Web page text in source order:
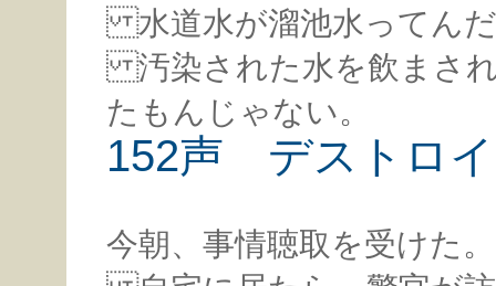
水道水が溜池水ってん
汚染された水を飲まさ
たもんじゃない。
152声 デストロ
今朝、事情聴取を受けた。